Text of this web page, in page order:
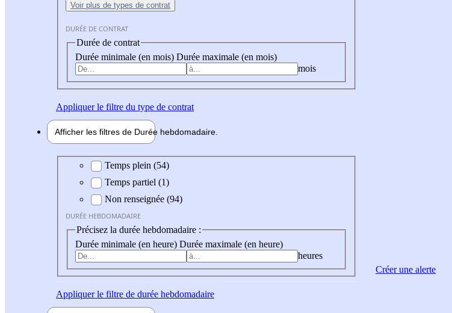
Voir plus de types de contrat
DURÉE DE CONTRAT
Durée de contrat
Durée minimale (en mois) Durée maximale (en mois)
mois
Appliquerle filtre du type de contrat
Afficher les filtres de Durée hebdomadaire
Durée hebdomadaire
Temps plein (54)
Temps partiel (1)
Non renseignée (94)
DURÉE HEBDOMADAIRE
Précisez la durée hebdomadaire :
Durée minimale (en heure) Durée maximale (en heure)
heures
Appliquerle filtre de durée hebdomadaire
Créer une alerte